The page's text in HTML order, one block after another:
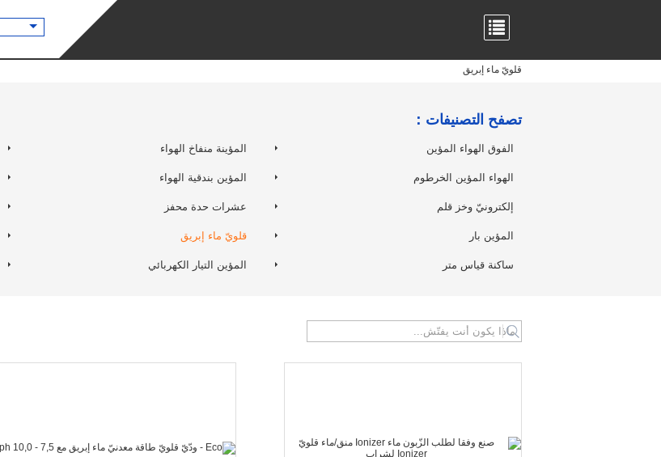
قلويّ ماء إبريق
تصفح التصنيفات：
المؤينة منفاخ الهواء الفوق الهواء المؤين
المؤين بندقية الهواء الهواء المؤين الخرطوم
عشرات حدة محفز إلكترونيّ وخز قلم
قلويّ ماء إبريق المؤين بار
المؤين التيار الكهربائي ساكنة قياس متر
search